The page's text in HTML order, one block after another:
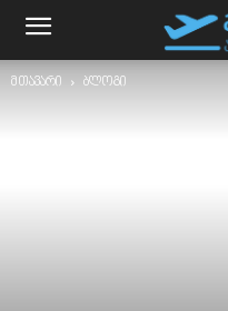
მთავარი ბლოგი